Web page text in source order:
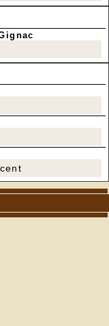
qui a permis qu'elle